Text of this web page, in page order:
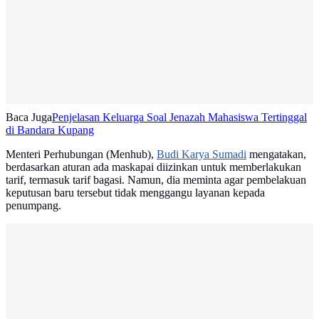
Baca JugaPenjelasan Keluarga Soal Jenazah Mahasiswa Tertinggal
di Bandara Kupang
Menteri Perhubungan (Menhub), Budi Karya Sumadi mengatakan,
berdasarkan aturan ada maskapai diizinkan untuk memberlakukan
tarif, termasuk tarif bagasi. Namun, dia meminta agar pembelakuan
keputusan baru tersebut tidak menggangu layanan kepada
penumpang.